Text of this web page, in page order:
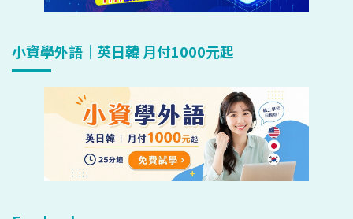
小資學外語｜英日韓 月付1000元起